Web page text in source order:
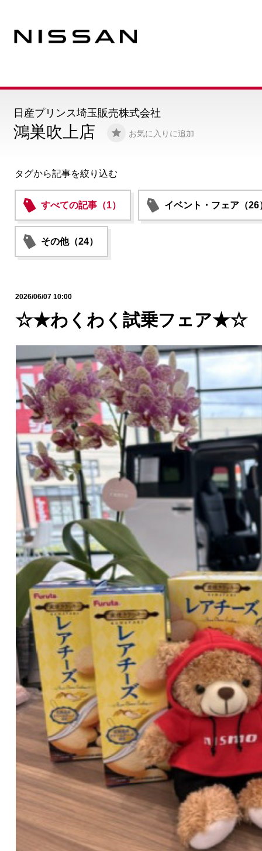
鴻巣吹上店 お気に入りに追加
日産プリンス埼玉販売株式会社
タグから記事を絞り込む
すべての記事（1） イベント・フェア（26
その他（24）
2026/06/07 10:00
☆★わくわく試乗フェア★☆